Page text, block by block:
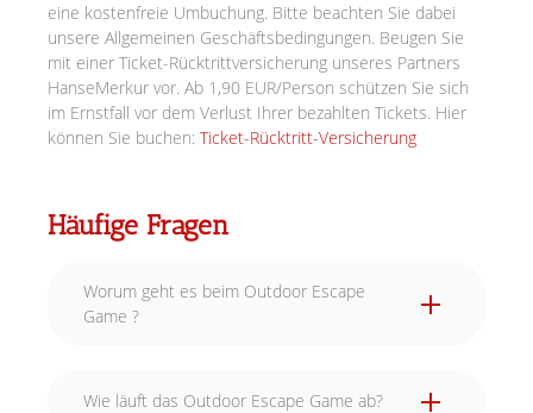
eine kostenfreie Umbuchung. Bitte beachten Sie dabei
unsere Allgemeinen Geschäftsbedingungen. Beugen Sie
mit einer Ticket-Rücktrittversicherung unseres Partners
HanseMerkur vor. Ab 1,90 EUR/Person schützen Sie sich
im Ernstfall vor dem Verlust Ihrer bezahlten Tickets. Hier
können Sie buchen: Ticket-Rücktritt-Versicherung
Häufige Fragen
Worum geht es beim Outdoor Escape
Game ?
Wie läuft das Outdoor Escape Game ab?